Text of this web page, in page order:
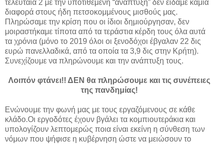
τελευταία 2 με την υποτιθέμενη “ανάπτυξη” δεν είδαμε καμία
διαφορά στους ήδη πετσοκομμένους μισθούς μας.
Πληρώσαμε την κρίση που οι ίδιοι δημιούργησαν, δεν
μοιραστήκαμε τίποτα από τα τεράστια κέρδη τους όλα αυτά
τα χρόνια (μόνο το 2019 όλοι οι ξενοδόχοι έβγαλαν 22 δις
ευρώ πανελλαδικά, από τα οποία τα 3,9 δις στην Κρήτη).
Συνεχίζουμε να πληρώνουμε και την ανάπτυξη τους.
Λοιπόν φτάνει!! ΔΕΝ θα πληρώσουμε και τις συνέπειες
της πανδημίας!
Ενώνουμε την φωνή μας με τους εργαζόμενους σε κάθε
κλάδο.Οι εργοδότες έχουν βγάλει τα κομπιουτεράκια και
υπολογίζουν λεπτομερώς ποια είναι εκείνη η σύνθεση των
νόμων που ψήφισε η κυβέρνηση ώστε να μειώσουν το